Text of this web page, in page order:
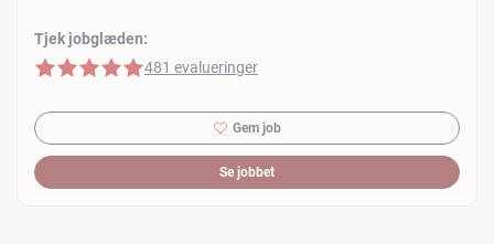
Tjek jobglæden:
5 af 5 stjerner
481 evalueringer
Gem job
Se jobbet